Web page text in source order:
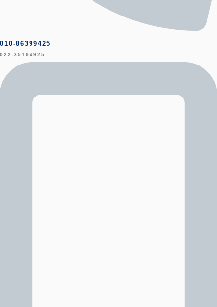
010-86399425
022-85194925